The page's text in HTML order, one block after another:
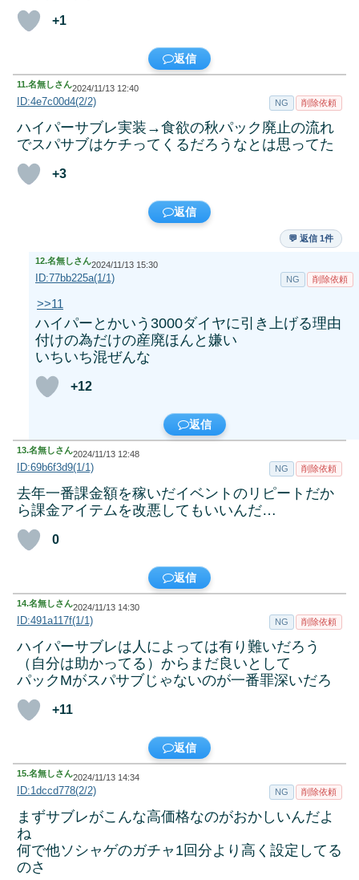
+1
返信
11.名無しさん2024/11/13 12:40
ID:4e7c00d4(2/2) NG 削除依頼
ハイパーサブレ実装→食欲の秋パック廃止の流れ
でスパサブはケチってくるだろうなとは思ってた
+3
返信
💬 返信 1件
12.名無しさん2024/11/13 15:30
ID:77bb225a(1/1) NG 削除依頼
>>11
ハイパーとかいう3000ダイヤに引き上げる理由
付けの為だけの産廃ほんと嫌い
いちいち混ぜんな
+12
返信
13.名無しさん2024/11/13 12:48
ID:69b6f3d9(1/1) NG 削除依頼
去年一番課金額を稼いだイベントのリピートだか
ら課金アイテムを改悪してもいいんだ…
0
返信
14.名無しさん2024/11/13 14:30
ID:491a117f(1/1) NG 削除依頼
ハイパーサブレは人によっては有り難いだろう
（自分は助かってる）からまだ良いとして
パックMがスパサブじゃないのが一番罪深いだろ
+11
返信
15.名無しさん2024/11/13 14:34
ID:1dccd778(2/2) NG 削除依頼
まずサブレがこんな高価格なのがおかしいんだよ
ね
何で他ソシャゲのガチャ1回分より高く設定してる
のさ